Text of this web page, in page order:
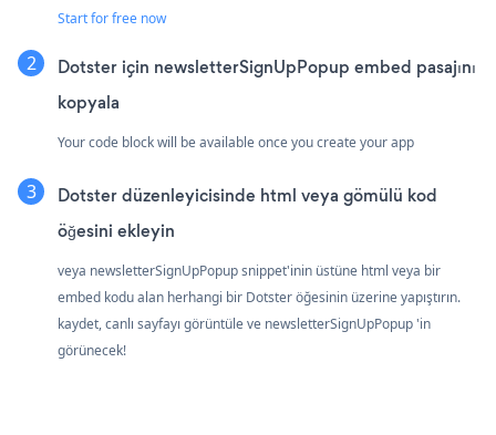
Start for free now
Dotster için newsletterSignUpPopup embed pasajını
kopyala
Your code block will be available once you create your app
Dotster düzenleyicisinde html veya gömülü kod
öğesini ekleyin
veya newsletterSignUpPopup snippet'inin üstüne html veya bir
embed kodu alan herhangi bir Dotster öğesinin üzerine yapıştırın.
kaydet, canlı sayfayı görüntüle ve newsletterSignUpPopup 'in
görünecek!